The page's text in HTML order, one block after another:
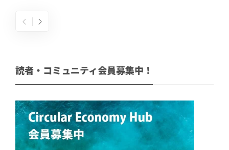
読者・コミュニティ会員募集中！